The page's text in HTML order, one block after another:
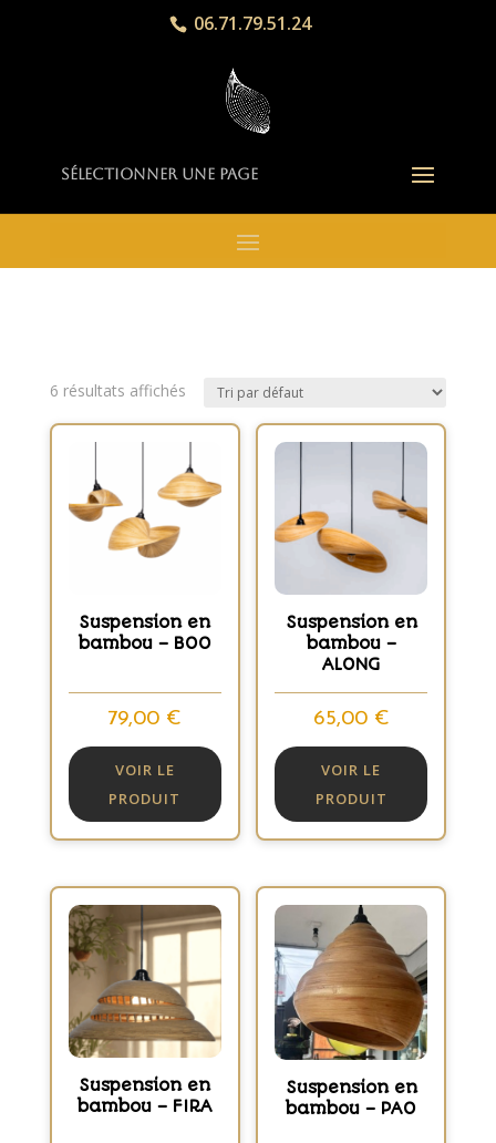
06.71.79.51.24
Sélectionner une page
6 résultats affichés
Suspension en
bambou – BOO
79,00 €
VOIR LE
PRODUIT
Suspension en
bambou –
ALONG
65,00 €
VOIR LE
PRODUIT
Suspension en
bambou – FIRA
Suspension en
bambou – PAO